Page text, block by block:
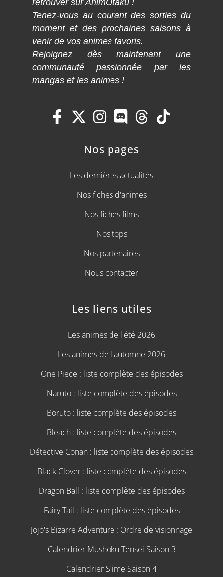
retrouver sur AnimOtaku !
Tenez-vous au courant des sorties du
moment et des prochaines saisons à
venir de vos animes favoris.
Rejoignez dès maintenant une
communauté passionnée par les
mangas et les animes !
Nos pages
Les dernières actualités
Nos fiches d'animes
Nos fiches films
Nos tops
Nos partenaires
Nous contacter
Les liens utiles
Les animes de l'été 2026
Les animes de l'automne 2026
One Piece : liste complète des épisodes
Naruto : liste complète des épisodes
Boruto : liste complète des épisodes
Bleach : liste complète des épisodes
Détective Conan : liste complète des épisodes
Black Clover : liste complète des épisodes
Dragon Ball : liste complète des épisodes
Fairy Tail : liste complète des épisodes
Jojo's Bizarre Adventure : Ordre de visionnage
Calendrier Mushoku Tensei Saison 3
Calendrier Slime Saison 4